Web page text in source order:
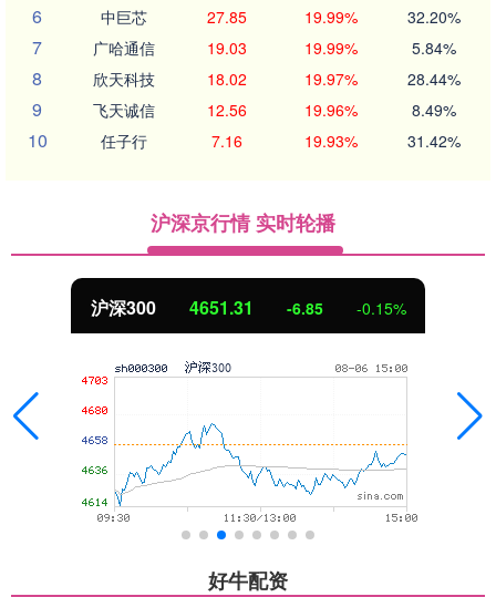
6 中巨芯 27.85 19.99% 32.20%
7 广哈通信 19.03 19.99% 5.84%
8 欣天科技 18.02 19.97% 28.44%
9 飞天诚信 12.56 19.96% 8.49%
10 任子行 7.16 19.93% 31.42%
沪深京行情 实时轮播
沪深300 4651.31 -6.85 -0.15%
好牛配资